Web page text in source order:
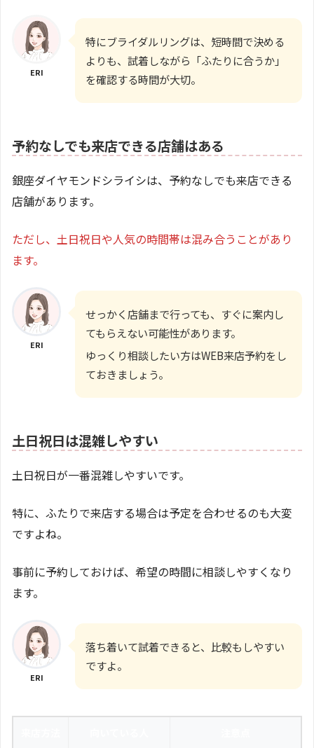
ERI
特にブライダルリングは、短時間で決める
よりも、試着しながら「ふたりに合うか」
を確認する時間が大切。
予約なしでも来店できる店舗はある
銀座ダイヤモンドシライシは、予約なしでも来店できる
店舗があります。
ただし、土日祝日や人気の時間帯は混み合うことがあり
ます。
ERI
せっかく店舗まで行っても、すぐに案内し
てもらえない可能性があります。
ゆっくり相談したい方はWEB来店予約をし
ておきましょう。
土日祝日は混雑しやすい
土日祝日が一番混雑しやすいです。
特に、ふたりで来店する場合は予定を合わせるのも大変
ですよね。
事前に予約しておけば、希望の時間に相談しやすくなり
ます。
ERI
落ち着いて試着できると、比較もしやすい
ですよ。